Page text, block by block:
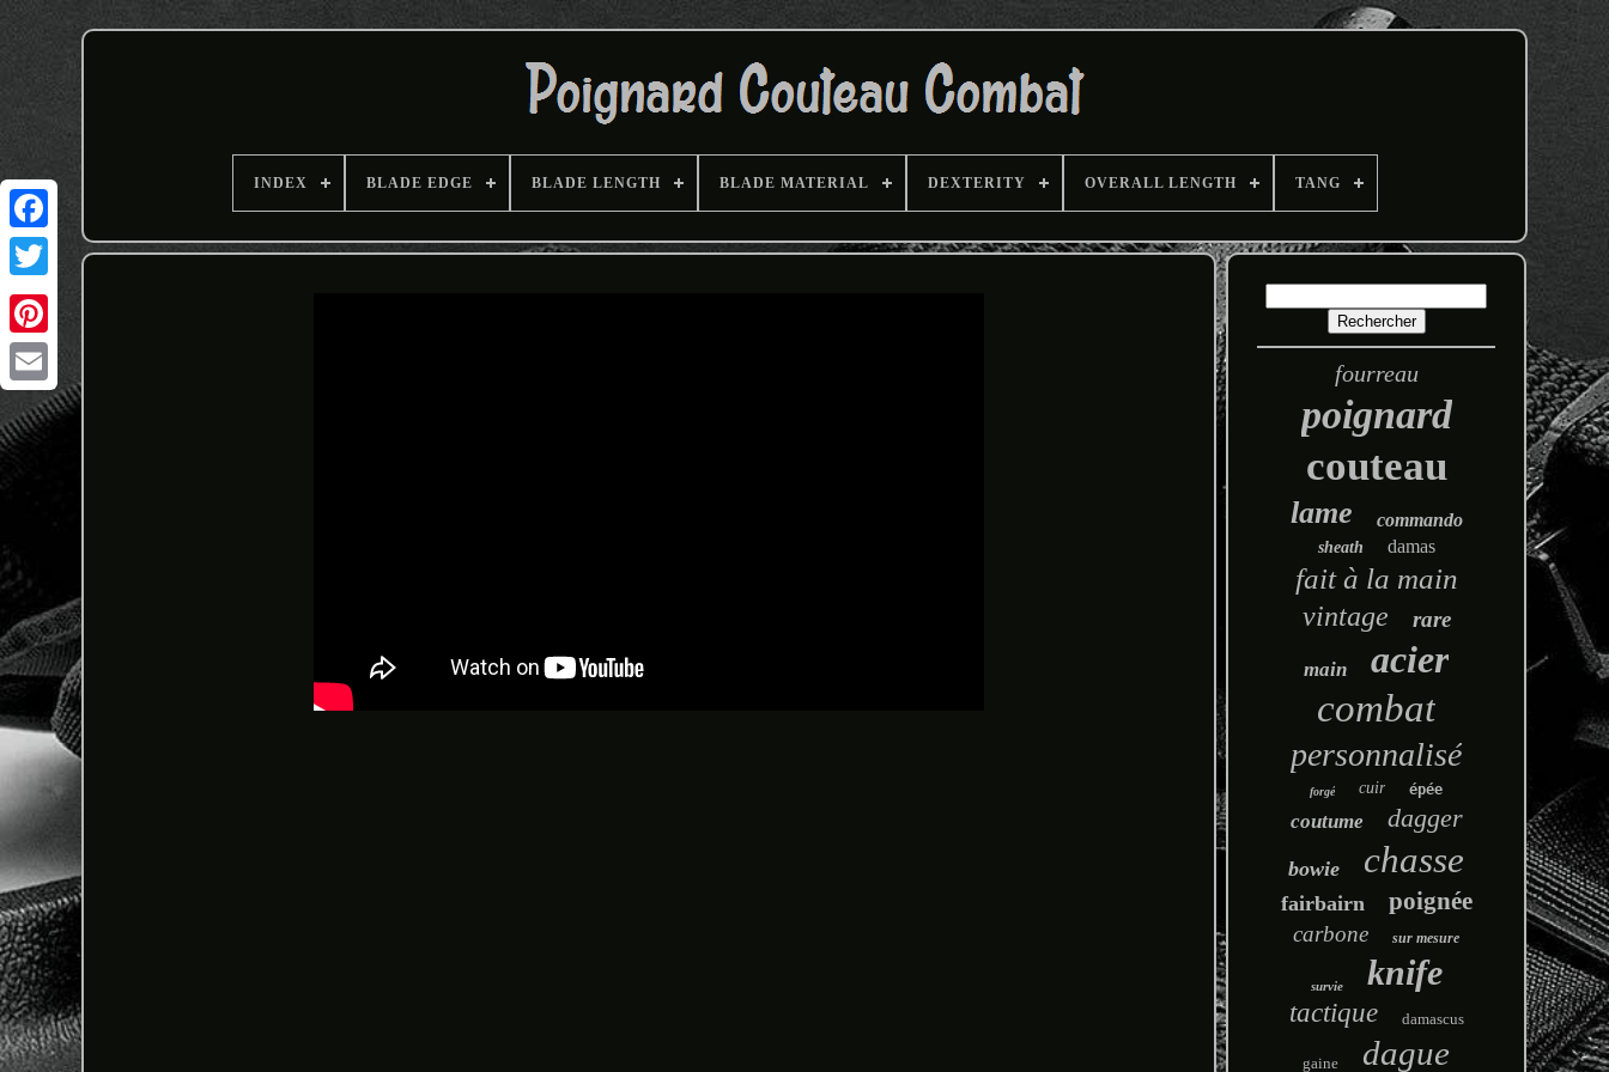
Email
INDEX BLADE EDGE BLADE LENGTH BLADE MATERIAL DEXTERITY OVERALL LENGTH TANG
fourreau
poignard
couteau
lame commando
sheath damas
fait à la main
vintage rare
main
acier
combat
personnalisé
forgé cuir épée
coutume dagger
bowie chasse
fairbairn poignée
carbone sur mesure
survie knife
tactique damascus
gaine dague